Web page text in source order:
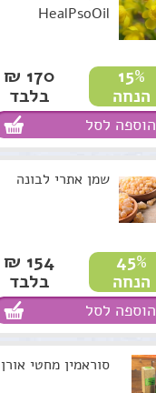
HealPsoOil
15%
הנחה
170 ₪
בלבד
הוספה לסל
שמן אתרי לבונה
45%
הנחה
154 ₪
בלבד
הוספה לסל
סוראמין מחטי אורן